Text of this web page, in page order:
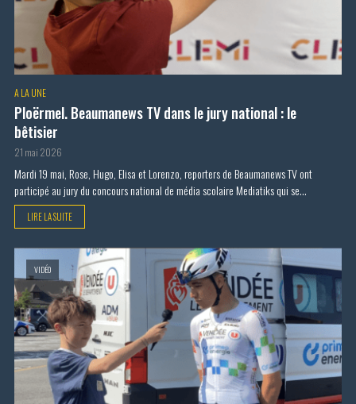
A LA UNE
Ploërmel. Beaumanews TV dans le jury national : le
bêtisier
21 mai 2026
Mardi 19 mai, Rose, Hugo, Elisa et Lorenzo, reporters de Beaumanews TV ont
participé au jury du concours national de média scolaire Mediatiks qui se...
LIRE LA SUITE
VIDÉO